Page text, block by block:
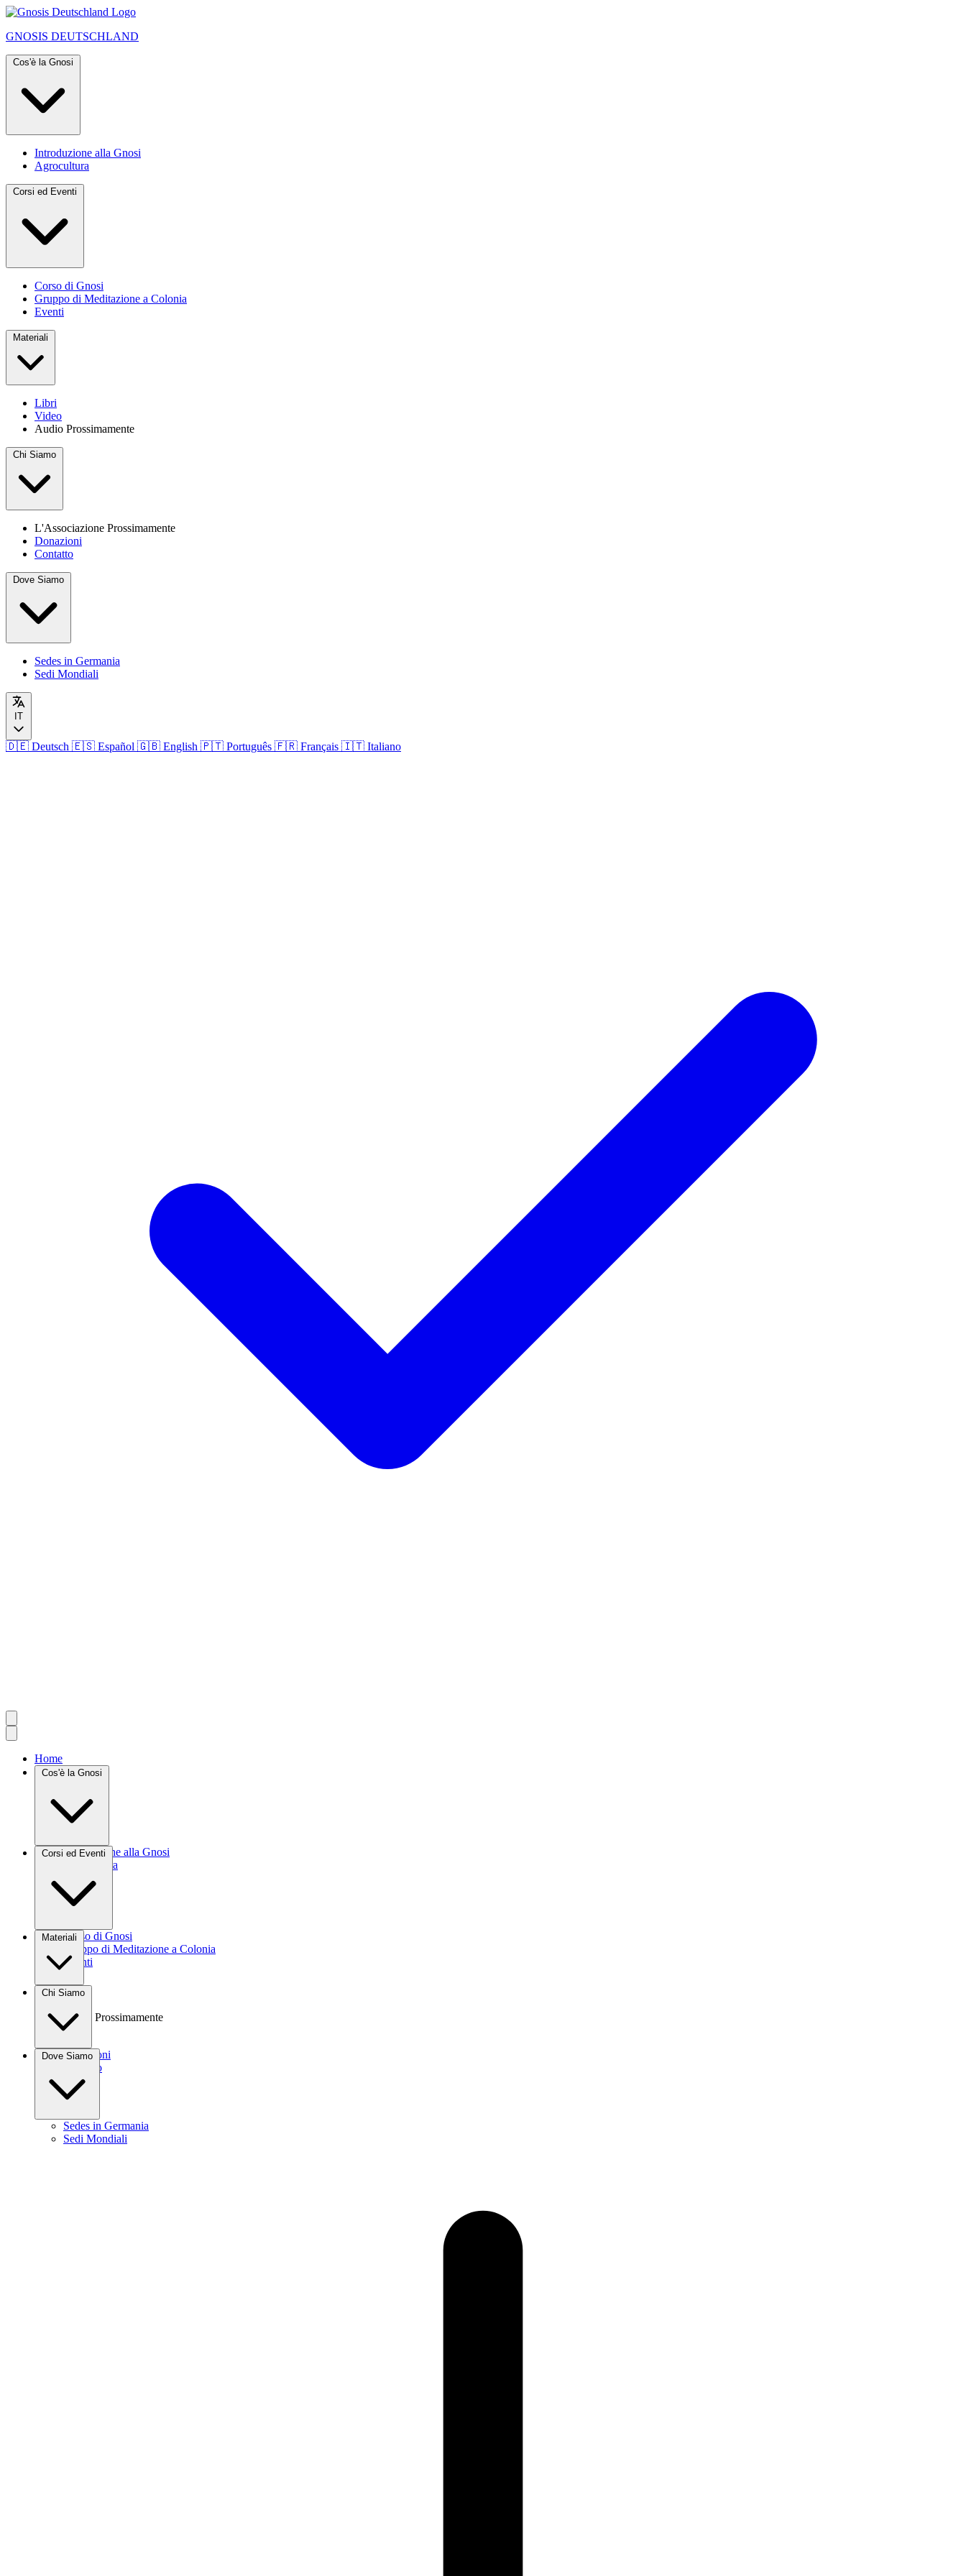
GNOSIS DEUTSCHLAND
Cos'è la Gnosi
Introduzione alla Gnosi
Agrocultura
Corsi ed Eventi
Corso di Gnosi
Gruppo di Meditazione a Colonia
Eventi
Materiali
Libri
Video
Audio Prossimamente
Chi Siamo
L'Associazione Prossimamente
Donazioni
Contatto
Dove Siamo
Sedes in Germania
Sedi Mondiali
IT
🇩🇪 Deutsch 🇪🇸 Español 🇬🇧 English 🇵🇹 Português 🇫🇷 Français 🇮🇹 Italiano
Home
Cos'è la Gnosi
Introduzione alla Gnosi
Agrocultura
Corsi ed Eventi
Corso di Gnosi
Gruppo di Meditazione a Colonia
Eventi
Materiali
Libri
Audio
Prossimamente
Chi Siamo
Donazioni
Contatto
Dove Siamo
Sedes in Germania
Sedi Mondiali